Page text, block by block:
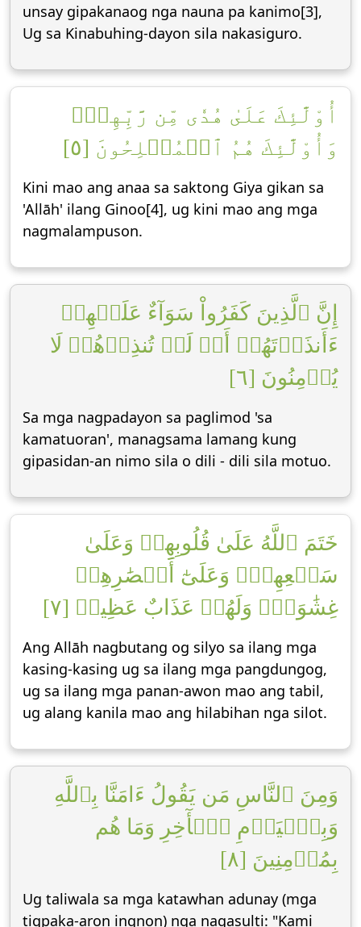
unsay gipakanaog nga nauna pa kanimo[3],
Ug sa Kinabuhing-dayon sila nakasiguro.
أُوْلَٰٓئِكَ عَلَىٰ هُدٗى مِّن رَّبِّهِمۡۖ
وَأُوْلَٰٓئِكَ هُمُ ٱلۡمُفۡلِحُونَ [٥]
Kini mao ang anaa sa saktong Giya gikan sa
'Allāh' ilang Ginoo[4], ug kini mao ang mga
nagmalampuson.
إِنَّ ٱلَّذِينَ كَفَرُواْ سَوَآءٌ عَلَيۡهِمۡ
ءَأَنذَرۡتَهُمۡ أَمۡ لَمۡ تُنذِرۡهُمۡ لَا
يُؤۡمِنُونَ [٦]
Sa mga nagpadayon sa paglimod 'sa
kamatuoran', managsama lamang kung
gipasidan-an nimo sila o dili - dili sila motuo.
خَتَمَ ٱللَّهُ عَلَىٰ قُلُوبِهِمۡ وَعَلَىٰ
سَمۡعِهِمۡۖ وَعَلَىٰٓ أَبۡصَٰرِهِمۡ
غِشَٰوَةٞۖ وَلَهُمۡ عَذَابٌ عَظِيمٞ [٧]
Ang Allāh nagbutang og silyo sa ilang mga
kasing-kasing ug sa ilang mga pangdungog,
ug sa ilang mga panan-awon mao ang tabil,
ug alang kanila mao ang hilabihan nga silot.
وَمِنَ ٱلنَّاسِ مَن يَقُولُ ءَامَنَّا بِٱللَّهِ
وَبِٱلۡيَوۡمِ ٱلۡأٓخِرِ وَمَا هُم
بِمُؤۡمِنِينَ [٨]
Ug taliwala sa mga katawhan adunay (mga
tigpaka-aron ingnon) nga nagasulti: "Kami